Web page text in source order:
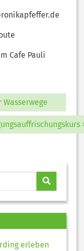
Cafe Pauli
erleben